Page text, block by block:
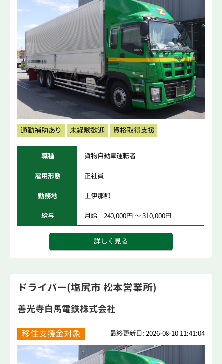
通勤補助あり 未経験歓迎 資格取得支援
職種 貨物自動車運転者
雇用形態 正社員
勤務地 上伊那郡
給与 月給 240,000円 ～ 310,000円
詳しく見る
ドライバー(塩尻市 松本営業所)
善光寺白馬電鉄株式会社
移住支援金対象 最終更新日: 2026-08-10 11:41:04